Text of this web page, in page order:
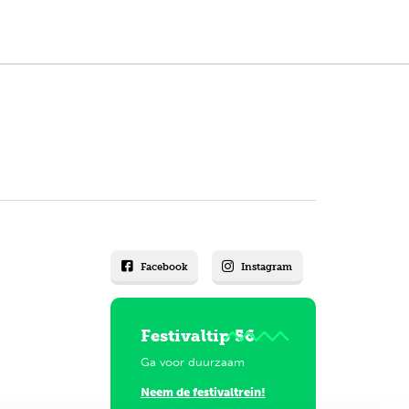
Facebook Instagram
Festivaltip 56
Ga voor duurzaam
Neem de festivaltrein!